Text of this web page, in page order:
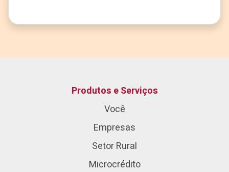
Produtos e Serviços
Você
Empresas
Setor Rural
Microcrédito